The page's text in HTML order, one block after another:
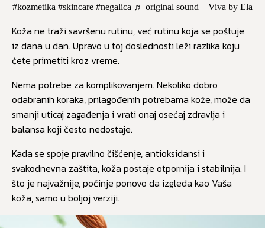
#kozmetika #skincare #negalica ♬ original sound – Viva by Ela
Koža ne traži savršenu rutinu, već rutinu koja se poštuje
iz dana u dan. Upravo u toj doslednosti leži razlika koju
ćete primetiti kroz vreme.
Nema potrebe za komplikovanjem. Nekoliko dobro
odabranih koraka, prilagođenih potrebama kože, može da
smanji uticaj zagađenja i vrati onaj osećaj zdravlja i
balansa koji često nedostaje.
Kada se spoje pravilno čišćenje, antioksidansi i
svakodnevna zaštita, koža postaje otpornija i stabilnija. I
što je najvažnije, počinje ponovo da izgleda kao Vaša
koža, samo u boljoj verziji.